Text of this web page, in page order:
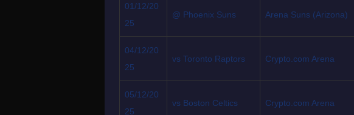
01/12/20
25
@ Phoenix Suns Arena Suns (Arizona)
04/12/20
25
vs Toronto Raptors Crypto.com Arena
05/12/20
25
vs Boston Celtics Crypto.com Arena